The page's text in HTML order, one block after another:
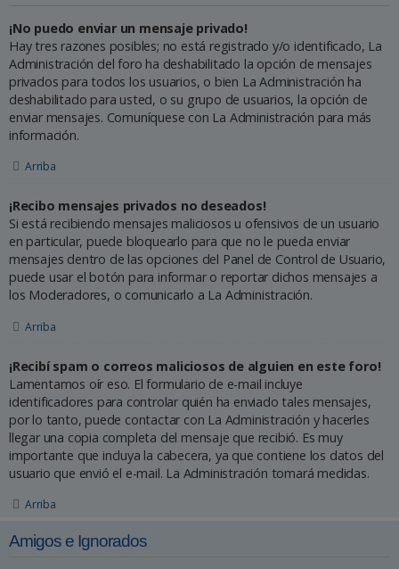
¡No puedo enviar un mensaje privado!
Hay tres razones posibles; no está registrado y/o identificado, La
Administración del foro ha deshabilitado la opción de mensajes
privados para todos los usuarios, o bien La Administración ha
deshabilitado para usted, o su grupo de usuarios, la opción de
enviar mensajes. Comuníquese con La Administración para más
información.
Arriba
¡Recibo mensajes privados no deseados!
Si está recibiendo mensajes maliciosos u ofensivos de un usuario
en particular, puede bloquearlo para que no le pueda enviar
mensajes dentro de las opciones del Panel de Control de Usuario,
puede usar el botón para informar o reportar dichos mensajes a
los Moderadores, o comunicarlo a La Administración.
Arriba
¡Recibí spam o correos maliciosos de alguien en este foro!
Lamentamos oír eso. El formulario de e-mail incluye
identificadores para controlar quién ha enviado tales mensajes,
por lo tanto, puede contactar con La Administración y hacerles
llegar una copia completa del mensaje que recibió. Es muy
importante que incluya la cabecera, ya que contiene los datos del
usuario que envió el e-mail. La Administración tomará medidas.
Arriba
Amigos e Ignorados